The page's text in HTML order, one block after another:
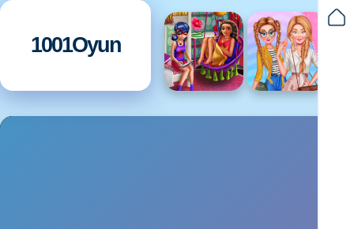
1001Oyun